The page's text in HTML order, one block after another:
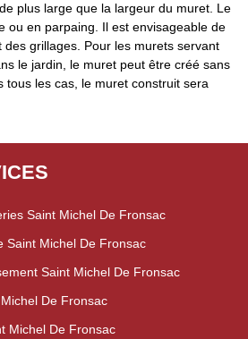
plus large que la largeur du muret. Le
ou en parpaing. Il est envisageable de
grillages. Pour les murets servant
le jardin, le muret peut être créé sans
tous les cas, le muret construit sera
Saint Michel De Fronsac
Saint Michel De Fronsac
Saint Michel De Fronsac
De Fronsac
Michel De Fronsac